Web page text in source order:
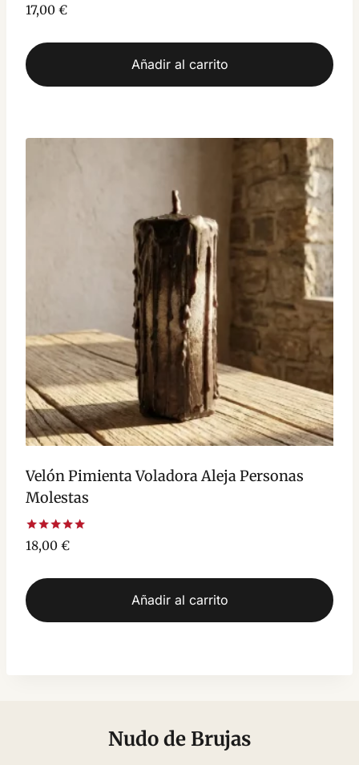
Valorado
con
de 5
17,00 €
Añadir al carrito
Velón Pimienta Voladora Aleja Personas
Molestas
Valorado
con
de 5
18,00 €
Añadir al carrito
Nudo de Brujas